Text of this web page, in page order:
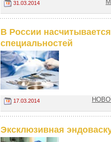
31.03.2014
В России
специальностей
17.03.2014
Эксклюзивная